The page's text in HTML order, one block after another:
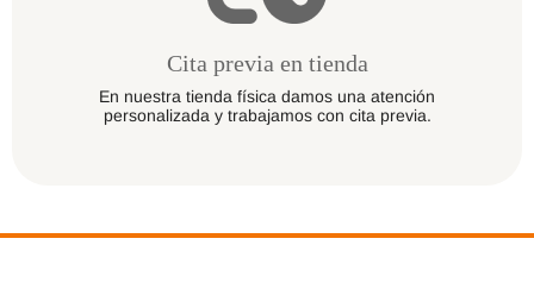
Cita previa en tienda
En nuestra tienda física damos una atención
personalizada y trabajamos con cita previa.